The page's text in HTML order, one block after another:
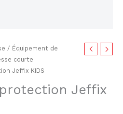
/ Équipement de
courte
Jeffix KIDS
Jeffix